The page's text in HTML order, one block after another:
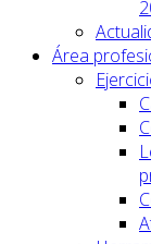
Área